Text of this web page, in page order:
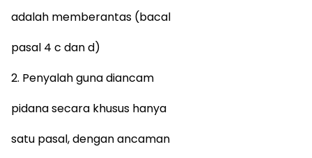
adalah memberantas (bacal
pasal 4 c dan d)
2. Penyalah guna diancam
pidana secara khusus hanya
satu pasal, dengan ancaman